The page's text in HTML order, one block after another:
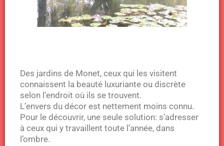
Des jardins de Monet, ceux qui les visitent
connaissent la beauté luxuriante ou discrète
selon l’endroit où ils se trouvent.
L’envers du décor est nettement moins connu.
Pour le découvrir, une seule solution: s’adresser
à ceux qui y travaillent toute l’année, dans
l’ombre.